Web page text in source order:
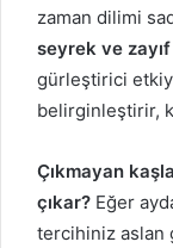
zaman dilimi
seyrek ve
gürleştirici
belirginleştirir,
Çıkmayan
çıkar? Eğer
tercihiniz aslan